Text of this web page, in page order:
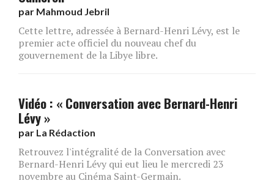
par Mahmoud Jebril
Cette lettre, adressée à Bernard-Henri Lévy, est le
premier acte officiel du nouveau chef du
gouvernement de la Libye libre.
Vidéo : « Conversation avec Bernard-Henri
Lévy »
par La Rédaction
Retrouvez l'intégralité de la Conversation avec
Bernard-Henri Lévy qui eut lieu le mercredi 23
novembre au Cinéma Saint-Germain.